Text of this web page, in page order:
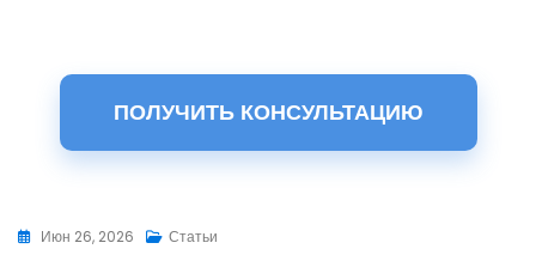
ПОЛУЧИТЬ КОНСУЛЬТАЦИЮ
Июн 26, 2026 Статьи